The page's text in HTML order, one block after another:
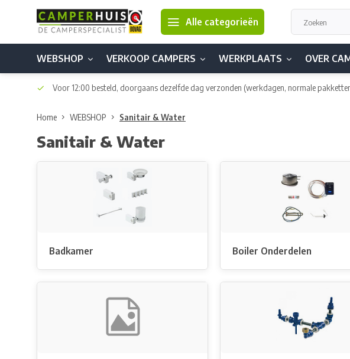
Alle categorieën
WEBSHOP VERKOOP CAMPERS WERKPLAATS OVER
Voor 12:00 besteld, doorgaans dezelfde dag verzonden (werkdagen, normale
Home WEBSHOP Sanitair & Water
Sanitair & Water
Badkamer Boiler Onderdelen